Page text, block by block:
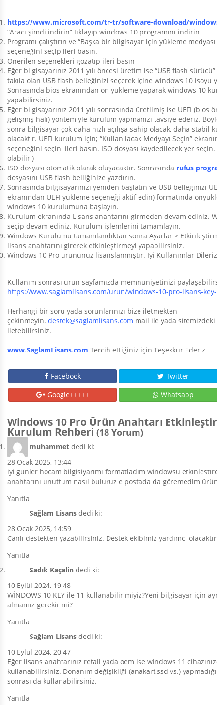
https://www.microsoft.com/tr-tr/software-download/
“Aracı şimdi indirin” tıklayıp windows 10 programını indirin.
Programı çalıştırın ve “Başka bir bilgisayar için yükleme
seçeneğini seçip ileri basın.
Önerilen seçenekleri gözatıp ileri basın
Eğer bilgisayarınız 2011 yılı öncesi üretim ise “USB flash
takıla olan USB flash belleğinizi seçerek içine windows 10 isoyu
Sonrasında bios ekranından ön yükleme yaparak windows 10
yapabilirsiniz.
Eğer bilgisayarınız 2011 yılı sonrasında üretilmiş ise UEFI (bios
gelişmiş hali) yöntemiyle kurulum yapmanızı tavsiye ederiz.
sonra bilgisayar çok daha hızlı açılışa sahip olacak, daha stabil
olacaktır. UEFI kurulum için; “Kullanılacak Medyayı Seçin”
seçeneğini seçin. ileri basın. ISO dosyası kaydedilecek yer
olabilir.)
ISO dosyası otomatik olarak oluşacaktır. Sonrasında rufus
dosyasını USB flash belliğinize yazdırın.
Sonrasında bilgisayarınızı yeniden başlatın ve USB belleğinizi
ekranından UEFI yükleme seçeneği aktif edin) formatında
windows 10 kurulumuna başlayın.
Kurulum ekranında Lisans anahtarını girmeden devam ediniz.
seçip devam ediniz. Kurulum işlemlerini tamamlayın.
Windows Kurulumu tamamlandıktan sonra Ayarlar >
lisans anahtarını girerek etkinleştirmeyi yapabilirsiniz.
Windows 10 Pro ürününüz lisanslanmıştır. İyi Kullanımlar
Kullanım sonrası ürün sayfamızda memnuniyetinizi
https://www.saglamlisans.com/urun/windows-10-pro-lisans-
Herhangi bir soru yada sorunlarınızı bize iletmekten
çekinmeyin. destek@saglamlisans.com mail ile yada sitemizdeki
iletebilirsiniz.
www.SaglamLisans.com Tercih ettiğiniz için Teşekkür Ederiz.
Facebook
Twitter
Google+++++
Whatsapp
Windows 10 Pro Ürün Anahtarı
Kurulum Rehberi (18 Yorum)
muhammet dedi ki:
28 Ocak 2025, 13:44
iyi günler hocam bilgisiyarımı formatladım windowsu
anahtarını unuttum nasıl buluruz e postada da göremedim
Yanıtla
Sağlam Lisans dedi ki:
28 Ocak 2025, 14:59
Canlı destekten yazabilirsiniz. Destek ekibimiz yardımcı
Yanıtla
Sadık Kaçalin dedi ki:
10 Eylül 2024, 19:48
WİNDOWS 10 KEY ile 11 kullanabilir miyiz?Yeni bilgisayar için
almamız gerekir mi?
Yanıtla
Sağlam Lisans dedi ki:
10 Eylül 2024, 20:47
Eğer lisans anahtarınız retail yada oem ise windows 11
kullanabilirsiniz. Donanım değişikliği (anakart,ssd vs.)
sonrası da kullanabilirsiniz.
Yanıtla